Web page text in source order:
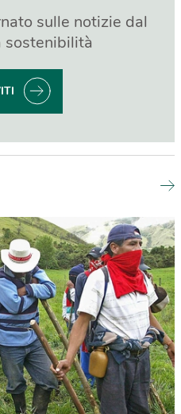
sulle notizie dal
sostenibilità